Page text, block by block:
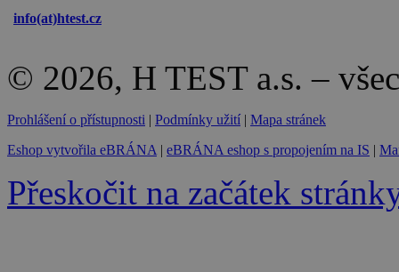
info(at)htest.cz
© 2026, H TEST a.s. –
Prohlášení o přístupnosti | Podmínky užití | Mapa stránek
Eshop vytvořila eBRÁNA | eBRÁNA eshop s propojením na IS |
Přeskočit na začátek